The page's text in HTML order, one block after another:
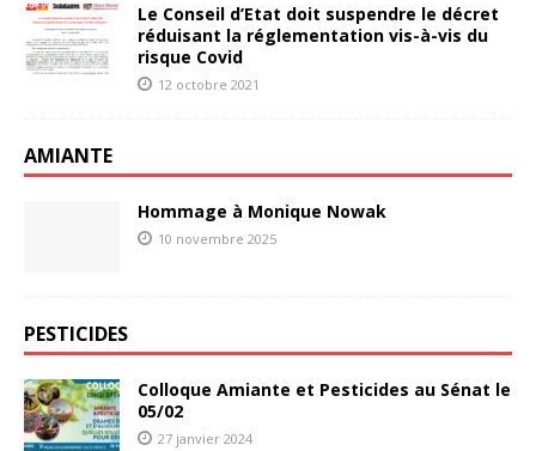
Le Conseil d’Etat doit suspendre le décret
réduisant la réglementation vis-à-vis du
risque Covid
12 octobre 2021
AMIANTE
Hommage à Monique Nowak
10 novembre 2025
PESTICIDES
Colloque Amiante et Pesticides au Sénat le
05/02
27 janvier 2024